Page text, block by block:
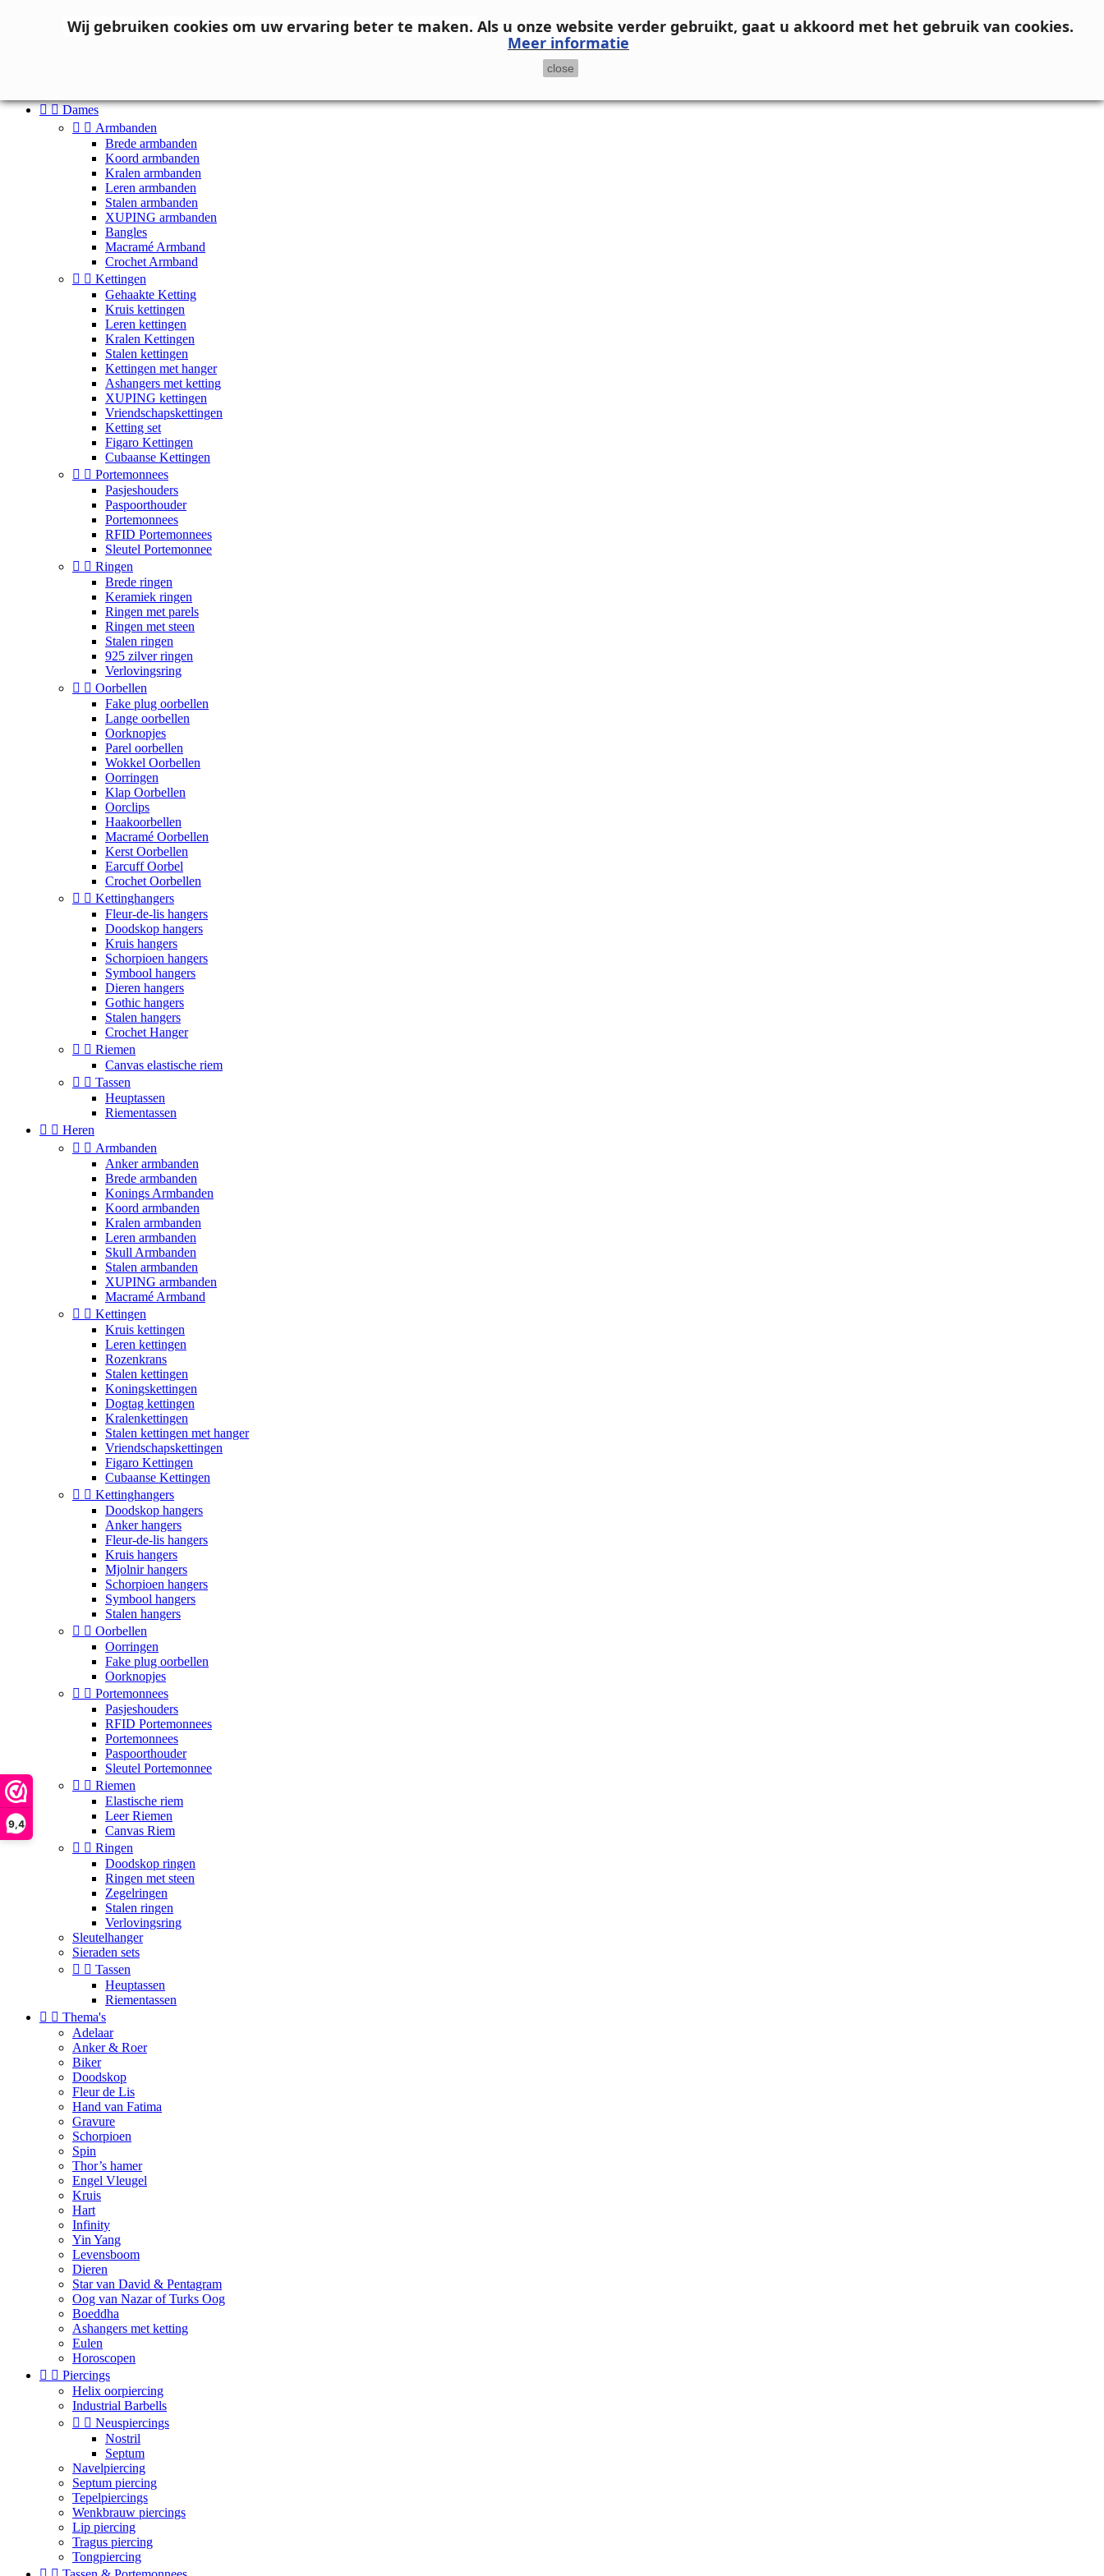
9,4
  Dames
  Armbanden
Brede armbanden
Koord armbanden
Kralen armbanden
Leren armbanden
Stalen armbanden
XUPING armbanden
Bangles
Macramé Armband
Crochet Armband
  Kettingen
Gehaakte Ketting
Kruis kettingen
Leren kettingen
Kralen Kettingen
Stalen kettingen
Kettingen met hanger
Ashangers met ketting
XUPING kettingen
Vriendschapskettingen
Ketting set
Figaro Kettingen
Cubaanse Kettingen
  Portemonnees
Pasjeshouders
Paspoorthouder
Portemonnees
RFID Portemonnees
Sleutel Portemonnee
  Ringen
Brede ringen
Keramiek ringen
Ringen met parels
Ringen met steen
Stalen ringen
925 zilver ringen
Verlovingsring
  Oorbellen
Fake plug oorbellen
Lange oorbellen
Oorknopjes
Parel oorbellen
Wokkel Oorbellen
Oorringen
Klap Oorbellen
Oorclips
Haakoorbellen
Macramé Oorbellen
Kerst Oorbellen
Earcuff Oorbel
Crochet Oorbellen
  Kettinghangers
Fleur-de-lis hangers
Doodskop hangers
Kruis hangers
Schorpioen hangers
Symbool hangers
Dieren hangers
Gothic hangers
Stalen hangers
Crochet Hanger
  Riemen
Canvas elastische riem
  Tassen
Heuptassen
Riementassen
  Heren
  Armbanden
Anker armbanden
Brede armbanden
Konings Armbanden
Koord armbanden
Kralen armbanden
Leren armbanden
Skull Armbanden
Stalen armbanden
XUPING armbanden
Macramé Armband
  Kettingen
Kruis kettingen
Leren kettingen
Rozenkrans
Stalen kettingen
Koningskettingen
Dogtag kettingen
Kralenkettingen
Stalen kettingen met hanger
Vriendschapskettingen
Figaro Kettingen
Cubaanse Kettingen
  Kettinghangers
Doodskop hangers
Anker hangers
Fleur-de-lis hangers
Kruis hangers
Mjolnir hangers
Schorpioen hangers
Symbool hangers
Stalen hangers
  Oorbellen
Oorringen
Fake plug oorbellen
Oorknopjes
  Portemonnees
Pasjeshouders
RFID Portemonnees
Portemonnees
Paspoorthouder
Sleutel Portemonnee
  Riemen
Elastische riem
Leer Riemen
Canvas Riem
  Ringen
Doodskop ringen
Ringen met steen
Zegelringen
Stalen ringen
Verlovingsring
Sleutelhanger
Sieraden sets
  Tassen
Heuptassen
Riementassen
  Thema's
Adelaar
Anker & Roer
Biker
Doodskop
Fleur de Lis
Hand van Fatima
Gravure
Schorpioen
Spin
Thor’s hamer
Engel Vleugel
Kruis
Hart
Infinity
Yin Yang
Levensboom
Dieren
Star van David & Pentagram
Oog van Nazar of Turks Oog
Boeddha
Ashangers met ketting
Eulen
Horoscopen
  Piercings
Helix oorpiercing
Industrial Barbells
  Neuspiercings
Nostril
Septum
Navelpiercing
Septum piercing
Tepelpiercings
Wenkbrauw piercings
Lip piercing
Tragus piercing
Tongpiercing
Wij gebruiken cookies om uw ervaring beter te maken. Als u onze website verder gebruikt, gaat u akkoord met het gebruik van cookies.
Meer informatie
close